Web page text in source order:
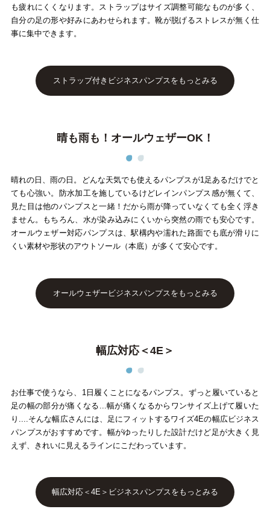
も疲れにくくなります。ストラップはサイズ調整可能なものが多く、
自分の足の形や好みにあわせられます。靴が脱げるストレスが無く仕
事に集中できます。
ストラップ付きビジネスパンプスをもっとみる
晴も雨も！オールウェザーOK！
晴れの日、雨の日。どんな天気でも使えるパンプスが1足あるだけでと
ても心強い。防水加工を施しているけどレインパンプス感が無くて、
見た目は他のパンプスと一緒！だから雨が降っていなくても全く浮き
ません。もちろん、水が染み込みにくいから突然の雨でも安心です。
オールウェザー対応パンプスは、駅構内や濡れた路面でも底が滑りに
くい素材や形状のアウトソール（本底）が多くて安心です。
オールウェザービジネスパンプスをもっとみる
幅広対応＜4E＞
お仕事で使うなら、1日履くことになるパンプス。ずっと履いていると
足の幅の部分が痛くなる...幅が痛くなるからワンサイズ上げて履いた
り....そんな幅広さんには、足にフィットするワイズ4Eの幅広ビジネス
パンプスがおすすめです。幅がゆったりした設計だけど足が大きく見
えず、きれいに見えるラインにこだわっています。
幅広対応＜4E＞ビジネスパンプスをもっとみる